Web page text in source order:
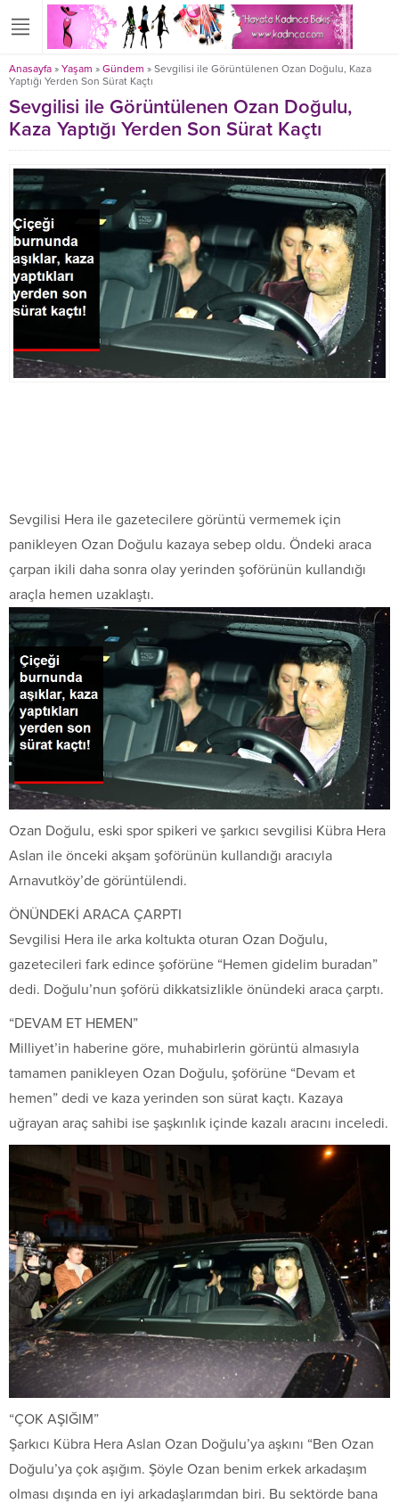
Anasayfa » Yaşam » Gündem » Sevgilisi ile Görüntülenen Ozan Doğulu, Kaza
Yaptığı Yerden Son Sürat Kaçtı
Sevgilisi ile Görüntülenen Ozan Doğulu,
Kaza Yaptığı Yerden Son Sürat Kaçtı
Sevgilisi Hera ile gazetecilere görüntü vermemek için
panikleyen Ozan Doğulu kazaya sebep oldu. Öndeki araca
çarpan ikili daha sonra olay yerinden şoförünün kullandığı
araçla hemen uzaklaştı.
Ozan Doğulu, eski spor spikeri ve şarkıcı sevgilisi Kübra Hera
Aslan ile önceki akşam şoförünün kullandığı aracıyla
Arnavutköy’de görüntülendi.
ÖNÜNDEKİ ARACA ÇARPTI
Sevgilisi Hera ile arka koltukta oturan Ozan Doğulu,
gazetecileri fark edince şoförüne “Hemen gidelim buradan”
dedi. Doğulu’nun şoförü dikkatsizlikle önündeki araca çarptı.
“DEVAM ET HEMEN”
Milliyet’in haberine göre, muhabirlerin görüntü almasıyla
tamamen panikleyen Ozan Doğulu, şoförüne “Devam et
hemen” dedi ve kaza yerinden son sürat kaçtı. Kazaya
uğrayan araç sahibi ise şaşkınlık içinde kazalı aracını inceledi.
“ÇOK AŞIĞIM”
Şarkıcı Kübra Hera Aslan Ozan Doğulu’ya aşkını “Ben Ozan
Doğulu’ya çok aşığım. Şöyle Ozan benim erkek arkadaşım
olması dışında en iyi arkadaşlarımdan biri. Bu sektörde bana